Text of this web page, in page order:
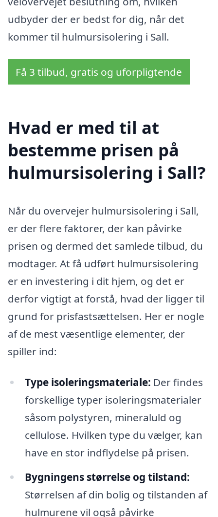
udbyder der er bedst for dig, når det
kommer til hulmursisolering i Sall.
Få 3 tilbud, gratis og uforpligtende
Hvad er med til at
bestemme prisen på
hulmursisolering i Sall?
Når du overvejer hulmursisolering i Sall,
er der flere faktorer, der kan påvirke
prisen og dermed det samlede tilbud, du
modtager. At få udført hulmursisolering
er en investering i dit hjem, og det er
derfor vigtigt at forstå, hvad der ligger til
grund for prisfastsættelsen. Her er nogle
af de mest væsentlige elementer, der
spiller ind:
Type isoleringsmateriale: Der findes
forskellige typer isoleringsmaterialer
såsom polystyren, mineraluld og
cellulose. Hvilken type du vælger, kan
have en stor indflydelse på prisen.
Bygningens størrelse og tilstand:
Størrelsen af din bolig og tilstanden af
hulmurene vil også påvirke